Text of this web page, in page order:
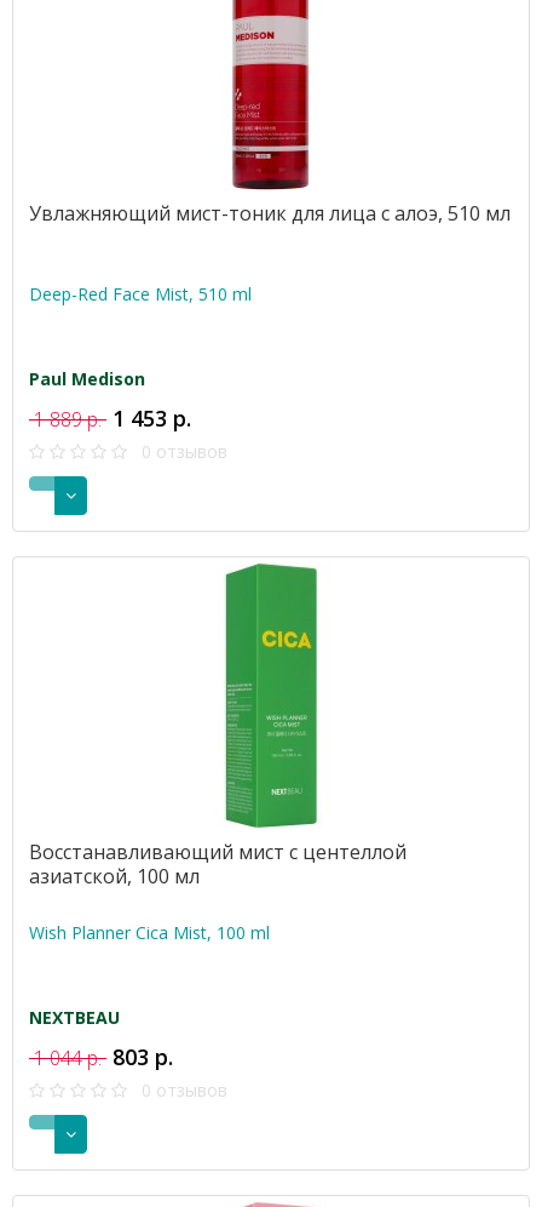
Увлажняющий мист-тоник для лица с алоэ, 510 мл
Deep-Red Face Mist, 510 ml
Paul Medison
1 889 р. 1 453 р.
0 отзывов
Восстанавливающий мист с центеллой
азиатской, 100 мл
Wish Planner Cica Mist, 100 ml
NEXTBEAU
1 044 р. 803 р.
0 отзывов